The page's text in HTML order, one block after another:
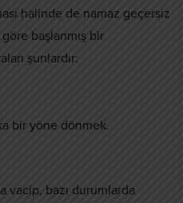
halinde de namaz geçersiz
başlanmış bir
şunlardır:
bir yöne dönmek.
vacip, bazı durumlarda